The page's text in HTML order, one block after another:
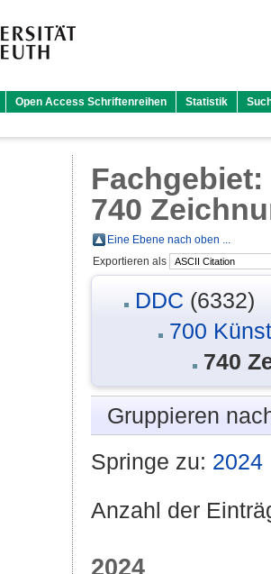
Open Access Schriftenreihen Statistik
Fachgebiet:
740
Eine Ebene nach oben ...
Exportieren als
DDC (6332)
700
740
Gruppieren
Springe zu: 2024
Anzahl der
2024